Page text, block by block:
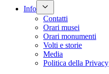
Info
Contatti
Orari musei
Orari monumenti
Volti e storie
Media
Politica della Privacy